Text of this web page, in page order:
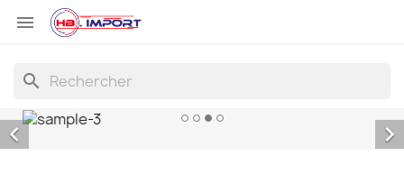

search
 